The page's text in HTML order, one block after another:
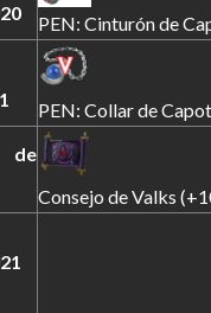
PEN: Cinturón de
PEN: Collar de
de
Consejo de Valks